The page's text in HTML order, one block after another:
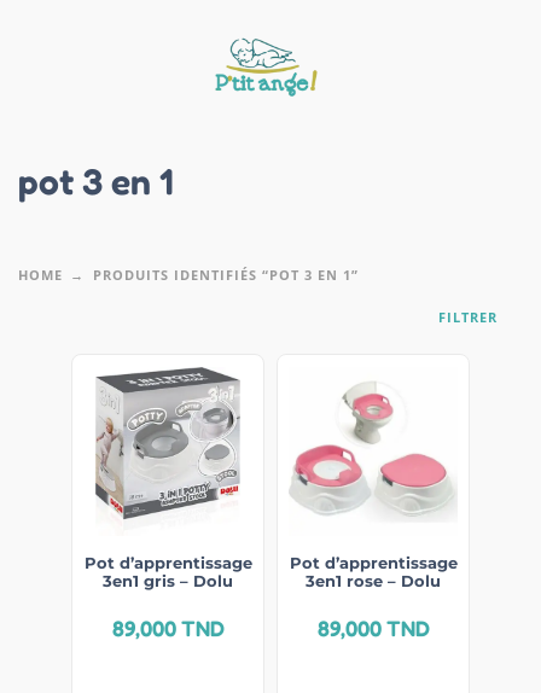
pot 3 en 1
HOME PRODUITS IDENTIFIÉS “POT 3 EN 1”
FILTRER
Pot d’apprentissage
3en1 gris – Dolu
89,000TND
Pot d’apprentissage
3en1 rose – Dolu
89,000TND